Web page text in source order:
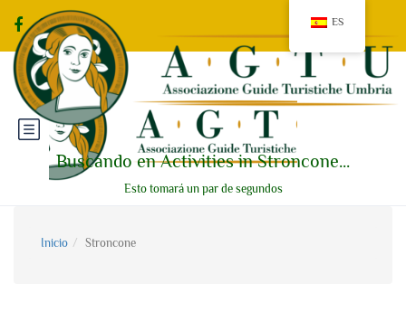
Buscando en Activities in Stroncone...
Esto tomará un par de segundos
Inicio Stroncone
ES